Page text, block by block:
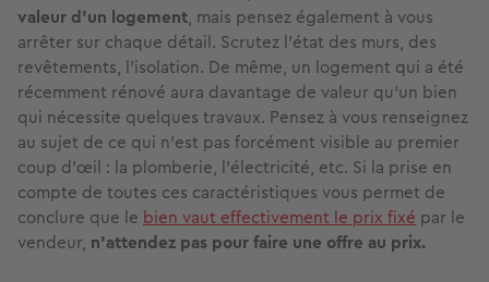
valeur d’un logement, mais pensez également à vous
arrêter sur chaque détail. Scrutez l’état des murs, des
revêtements, l’isolation. De même, un logement qui a été
récemment rénové aura davantage de valeur qu’un bien
qui nécessite quelques travaux. Pensez à vous renseignez
au sujet de ce qui n’est pas forcément visible au premier
coup d’œil : la plomberie, l’électricité, etc. Si la prise en
compte de toutes ces caractéristiques vous permet de
conclure que le bien vaut effectivement le prix fixé par le
vendeur, n’attendez pas pour faire une offre au prix.